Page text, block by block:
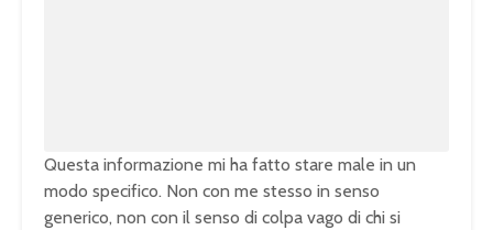
Questa informazione mi ha fatto stare male in un
modo specifico. Non con me stesso in senso
generico, non con il senso di colpa vago di chi si